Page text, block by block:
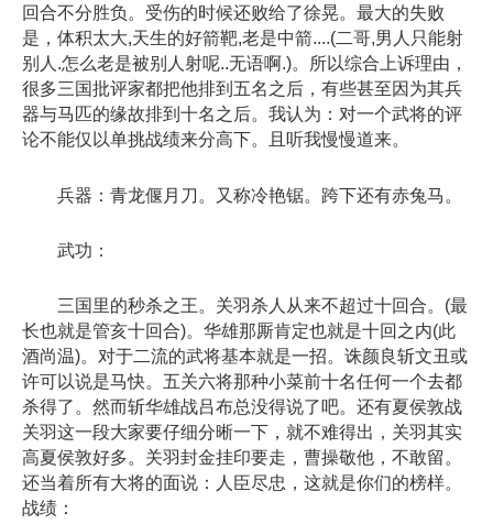
回合不分胜负。受伤的时候还败给了徐晃。最大的失败
是，体积太大,天生的好箭靶,老是中箭....(二哥,男人只能射
别人.怎么老是被别人射呢..无语啊.)。所以综合上诉理由，
很多三国批评家都把他排到五名之后，有些甚至因为其兵
器与马匹的缘故排到十名之后。我认为：对一个武将的评
论不能仅以单挑战绩来分高下。且听我慢慢道来。
兵器：青龙偃月刀。又称冷艳锯。跨下还有赤兔马。
武功：
三国里的秒杀之王。关羽杀人从来不超过十回合。(最
长也就是管亥十回合)。华雄那厮肯定也就是十回之内(此
酒尚温)。对于二流的武将基本就是一招。诛颜良斩文丑或
许可以说是马快。五关六将那种小菜前十名任何一个去都
杀得了。然而斩华雄战吕布总没得说了吧。还有夏侯敦战
关羽这一段大家要仔细分晰一下，就不难得出，关羽其实
高夏侯敦好多。关羽封金挂印要走，曹操敬他，不敢留。
还当着所有大将的面说：人臣尽忠，这就是你们的榜样。
战绩：